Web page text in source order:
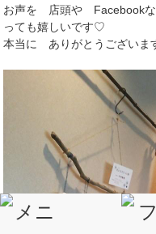
お声を 店頭や Facebookな
っても嬉しいです♡
本当に ありがとうございま